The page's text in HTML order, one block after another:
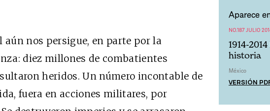
aún nos persigue, en parte por la
diez millones de combatientes
heridos. Un número incontable de
fuera en acciones militares, por
Aparece
NO.187 JULIO
1914-
historia
México
VERSIÓN